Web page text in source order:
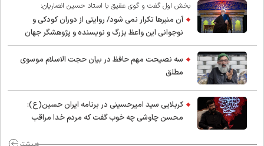
بخش اول گفت و گوی عقیق با استاد حسین انصاریان:
آن منبرها تکرار نمی شود/ روایتی از دوران کودکی و
نوجوانی این واعظ بزرگ و نویسنده و پژوهشگر جهان
اسلام
سه نصیحت مهم حافظ در بیان حجت الاسلام موسوی
مطلق
کربلایی سید امیر‌حسینی در برنامه ایران حسین(ع):
محسن چاوشی چه خوب گفت که مردم خدا مراقب